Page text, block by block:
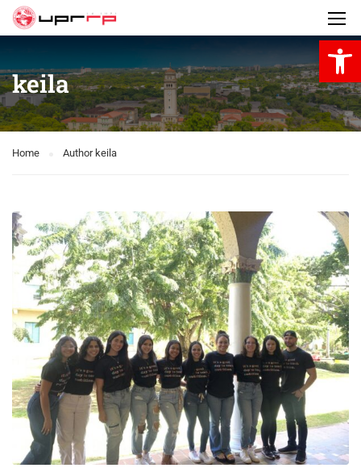
keila
Home Author keila